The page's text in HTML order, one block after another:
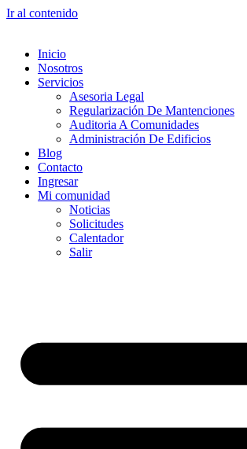
Ir al contenido
Inicio
Nosotros
Servicios
Asesoria Legal
Regularización De Mantenciones
Auditoria A Comunidades
Administración De Edificios
Blog
Contacto
Ingresar
Mi comunidad
Noticias
Solicitudes
Calentador
Salir